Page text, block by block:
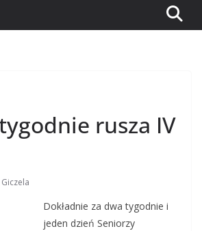
rusza IV
Dokładnie za dwa tygodnie i
jeden dzień Seniorzy